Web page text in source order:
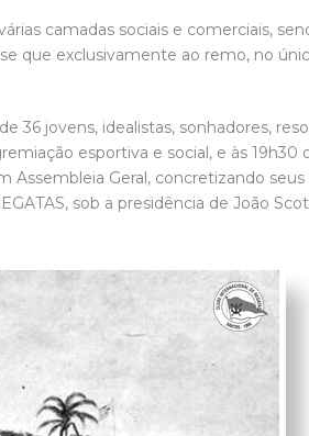
camadas sociais e comerciais,
que exclusivamente ao remo, no
36 jovens, idealistas, sonhadores,
esportiva e social, e às 19h30
Assembleia Geral, concretizando
sob a presidência de João